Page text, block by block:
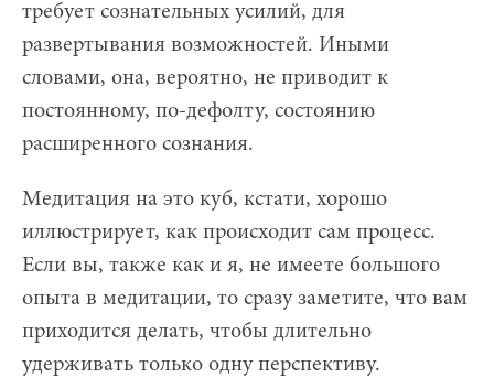
требует сознательных усилий, для
развертывания возможностей. Иными
словами, она, вероятно, не приводит к
постоянному, по-дефолту, состоянию
расширенного сознания.
Медитация на это куб, кстати, хорошо
иллюстрирует, как происходит сам процесс.
Если вы, также как и я, не имеете большого
опыта в медитации, то сразу заметите, что вам
приходится делать, чтобы длительно
удерживать только одну перспективу.